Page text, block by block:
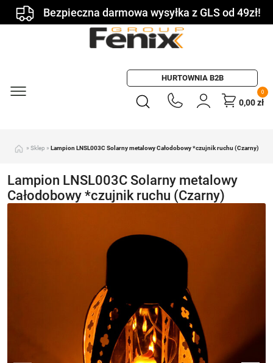
Bezpieczna darmowa wysyłka z GLS od 49zł!
HURTOWNIA B2B
0
0,00zł
» Sklep » Lampion LNSL003C Solarny metalowy Całodobowy *czujnik ruchu (Czarny)
Lampion LNSL003C Solarny metalowy
Całodobowy *czujnik ruchu (Czarny)